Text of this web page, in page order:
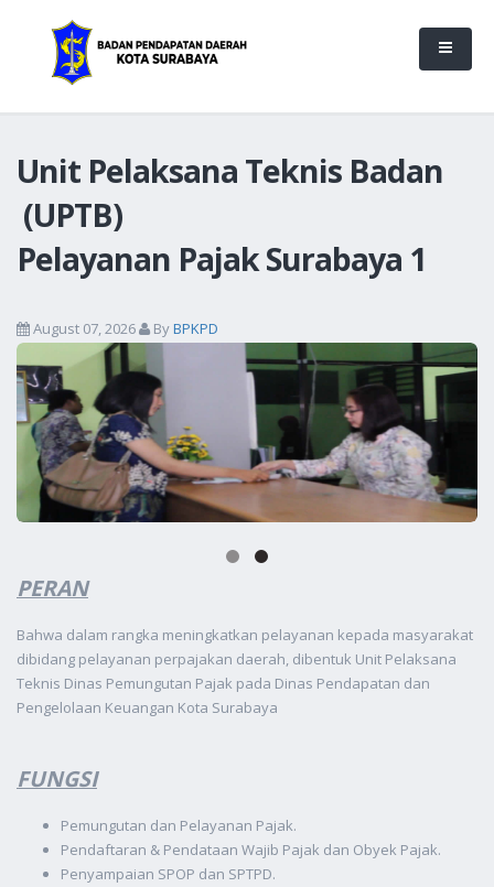
Unit Pelaksana Teknis Badan
(UPTB)
Pelayanan Pajak Surabaya 1
August 07, 2026 ByBPKPD
PERAN
Bahwa dalam rangka meningkatkan pelayanan kepada masyarakat
dibidang pelayanan perpajakan daerah, dibentuk Unit Pelaksana
Teknis Dinas Pemungutan Pajak pada Dinas Pendapatan dan
Pengelolaan Keuangan Kota Surabaya
FUNGSI
Pemungutan dan Pelayanan Pajak.
Pendaftaran & Pendataan Wajib Pajak dan Obyek Pajak.
Penyampaian SPOP dan SPTPD.